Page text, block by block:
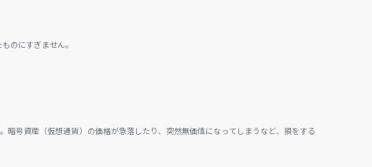
のにすぎません。
号資産（仮想通貨）の価格が急落したり、突然無価値になってしまうなど、損をする